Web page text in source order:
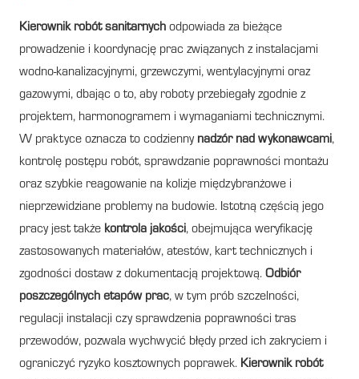
Kierownik robót sanitarnych odpowiada za bieżące
prowadzenie i koordynację prac związanych z instalacjami
wodno-kanalizacyjnymi, grzewczymi, wentylacyjnymi oraz
gazowymi, dbając o to, aby roboty przebiegały zgodnie z
projektem, harmonogramem i wymaganiami technicznymi.
W praktyce oznacza to codzienny nadzór nad wykonawcami,
kontrolę postępu robót, sprawdzanie poprawności montażu
oraz szybkie reagowanie na kolizje międzybranżowe i
nieprzewidziane problemy na budowie. Istotną częścią jego
pracy jest także kontrola jakości, obejmująca weryfikację
zastosowanych materiałów, atestów, kart technicznych i
zgodności dostaw z dokumentacją projektową. Odbiór
poszczególnych etapów prac, w tym prób szczelności,
regulacji instalacji czy sprawdzenia poprawności tras
przewodów, pozwala wychwycić błędy przed ich zakryciem i
ograniczyć ryzyko kosztownych poprawek. Kierownik robót